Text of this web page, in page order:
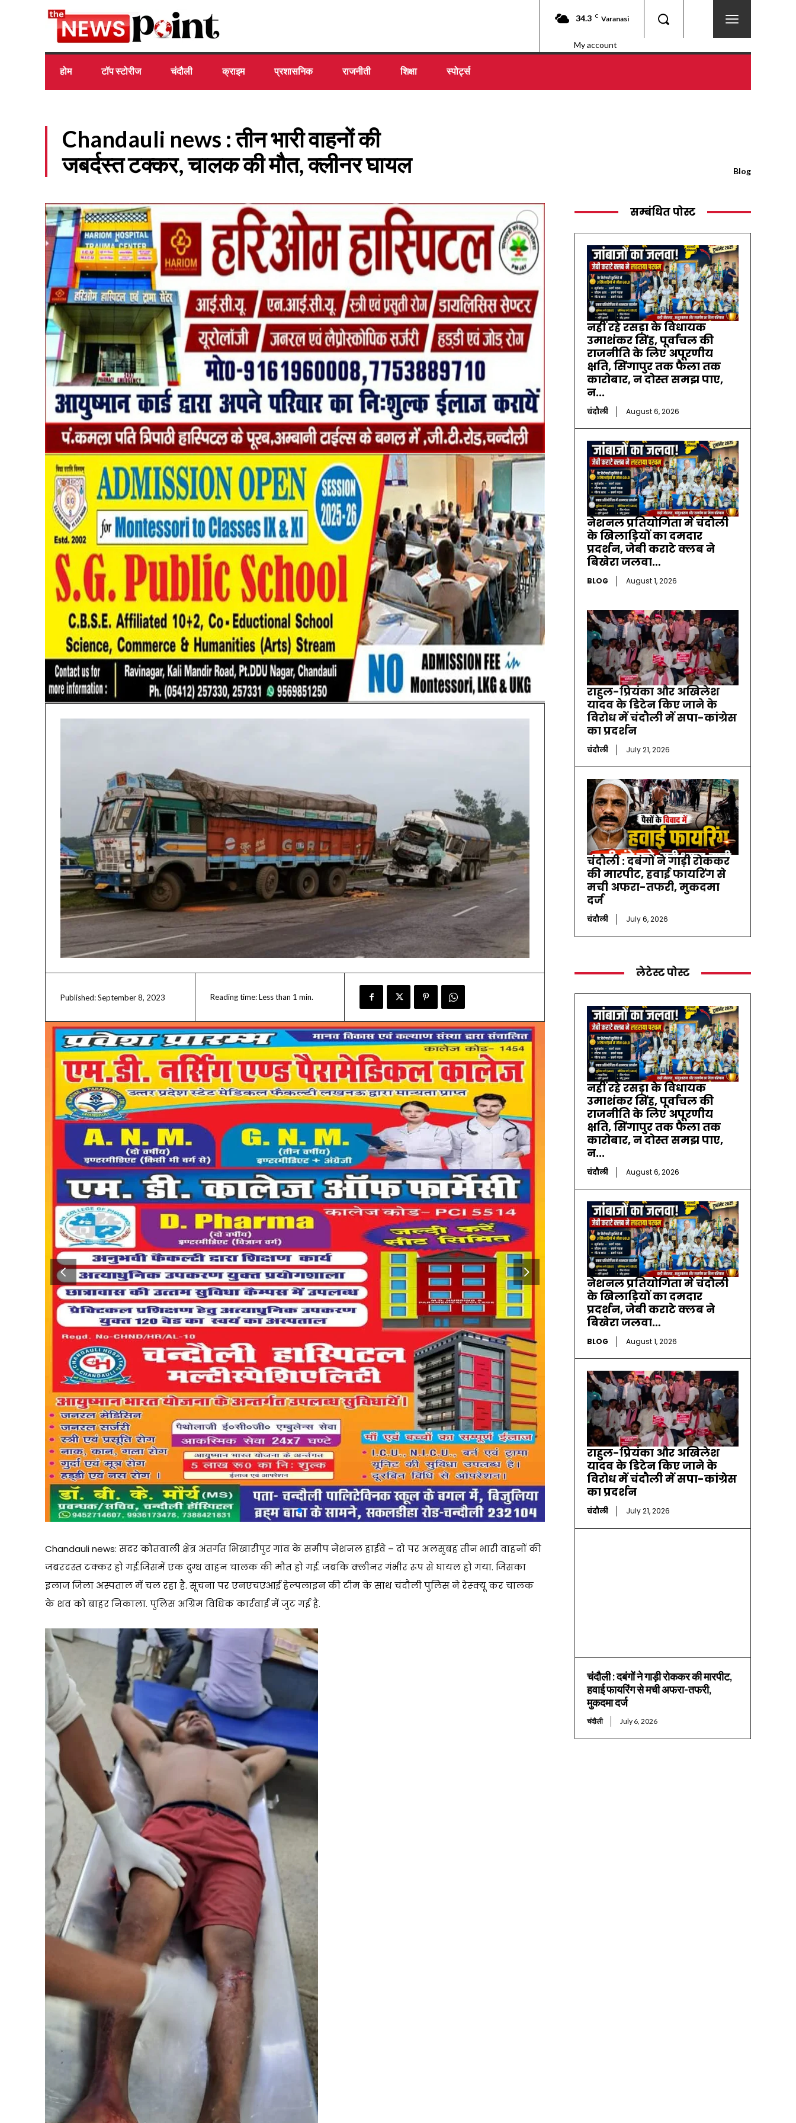
34.3 C Varanasi
My account
होम टॉप स्टोरीज चंदौली क्राइम प्रशासनिक राजनीती शिक्षा स्पोर्ट्स
Chandauli news : तीन भारी वाहनों की
जबर्दस्त टक्कर, चालक की मौत, क्लीनर घायल
Blog
Published:September 8, 2023 Reading time:Less than 1 min.
Chandauli news: सदर कोतवाली क्षेत्र अंतर्गत भिखारीपुर गांव के समीप नेशनल हाईवे – दो पर अलसुबह तीन भारी वाहनों की
जबरदस्त टक्कर हो गई.जिसमें एक दुग्ध वाहन चालक की मौत हो गई. जबकि क्लीनर गंभीर रूप से घायल हो गया. जिसका
इलाज जिला अस्पताल में चल रहा है. सूचना पर एनएचएआई हेल्पलाइन की टीम के साथ चंदौली पुलिस ने रेस्क्यू कर चालक
के शव को बाहर निकाला. पुलिस अग्रिम विधिक कार्रवाई में जुट गई है.
सम्बंधित पोस्ट
नहीं रहे रसड़ा के विधायक
उमाशंकर सिंह, पूर्वांचल की
राजनीति के लिए अपूरणीय
क्षति, सिंगापुर तक फैला तक
कारोबार, न दोस्त समझ पाए,
न...
चंदौली August 6, 2026
नेशनल प्रतियोगिता में चंदौली
के खिलाड़ियों का दमदार
प्रदर्शन, जेबी कराटे क्लब ने
बिखेरा जलवा…
BLOG August 1, 2026
राहुल-प्रियंका और अखिलेश
यादव के डिटेन किए जाने के
विरोध में चंदौली में सपा-कांग्रेस
का प्रदर्शन
चंदौली July 21, 2026
चंदौली : दबंगों ने गाड़ी रोककर
की मारपीट, हवाई फायरिंग से
मची अफरा-तफरी, मुकदमा
दर्ज
चंदौली July 6, 2026
लेटेस्ट पोस्ट
नहीं रहे रसड़ा के विधायक
उमाशंकर सिंह, पूर्वांचल की
राजनीति के लिए अपूरणीय
क्षति, सिंगापुर तक फैला तक
कारोबार, न दोस्त समझ पाए,
न...
चंदौली August 6, 2026
नेशनल प्रतियोगिता में चंदौली
के खिलाड़ियों का दमदार
प्रदर्शन, जेबी कराटे क्लब ने
बिखेरा जलवा…
BLOG August 1, 2026
राहुल-प्रियंका और अखिलेश
यादव के डिटेन किए जाने के
विरोध में चंदौली में सपा-कांग्रेस
का प्रदर्शन
चंदौली July 21, 2026
चंदौली : दबंगों ने गाड़ी रोककर की मारपीट,
हवाई फायरिंग से मची अफरा-तफरी,
मुकदमा दर्ज
चंदौली July 6, 2026